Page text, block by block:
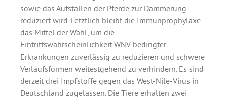
sowie das Aufstallen der Pferde zur Dämmerung
reduziert wird. Letztlich bleibt die Immunprophylaxe
das Mittel der Wahl, um die
Eintrittswahrscheinlichkeit WNV bedingter
Erkrankungen zuverlässig zu reduzieren und schwere
Verlaufsformen weitestgehend zu verhindern. Es sind
derzeit drei Impfstoffe gegen das West-Nile-Virus in
Deutschland zugelassen. Die Tiere erhalten zwei